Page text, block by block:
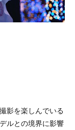
影を楽しんでいる
ルとの境界に影響